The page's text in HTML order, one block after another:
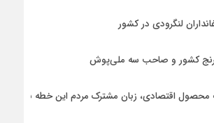
لنگرودی در کشور
کشور و صاحب سه ملی‌پوش
محصول اقتصادی، زبان مشترک مردم این خطه با